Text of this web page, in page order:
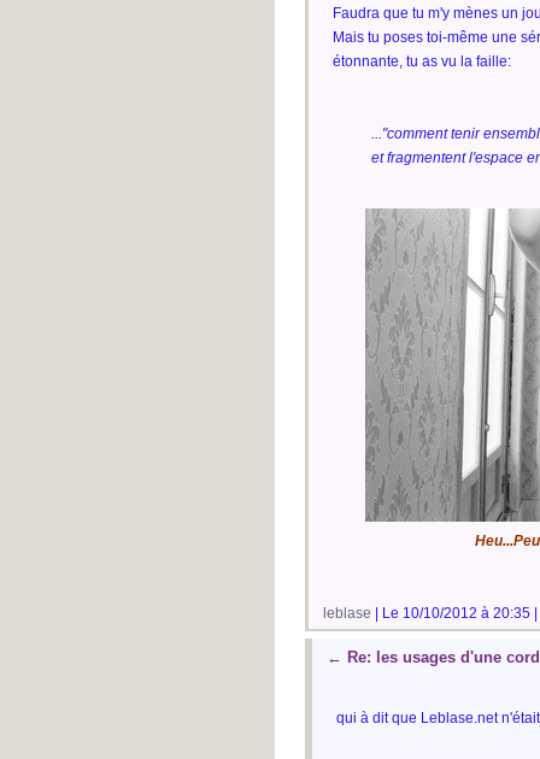
Faudra que tu m'y mènes un
Mais tu poses toi-même une
étonnante, tu as vu la faille:
..."comment tenir
et fragmentent l'espace
leblase | Le 10/10/2012 à 20:35 |
← Re: les usages d'une
qui à dit que Leblase.net